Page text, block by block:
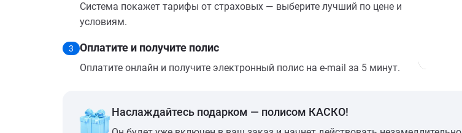
Система покажет тарифы от страховых — выберите лучший по цене и
условиям.
3 Оплатите и получите полис
Оплатите онлайн и получите электронный полис на e-mail за 5 минут.
Наслаждайтесь подарком — полисом КАСКО!